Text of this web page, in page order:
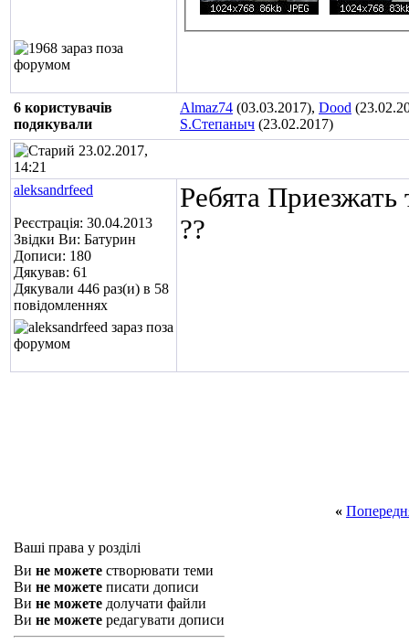
6 користувачів
подякували
Almaz74 (03.03.2017), Dood
S.Степаныч (23.02.2017)
23.02.2017,
14:21
aleksandrfeed
Реєстрація: 30.04.2013
Звідки Ви: Батурин
Дописи: 180
Дякував: 61
Дякували 446 раз(и) в 58
повідомленнях
Ребята
??
«
Ваші права у розділі
Ви не можете створювати теми
Ви не можете писати дописи
Ви не можете долучати файли
Ви не можете редагувати дописи